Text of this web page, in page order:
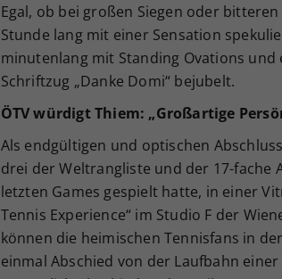
Egal, ob bei großen Siegen oder
Stunde lang mit einer Sensation
minutenlang mit Standing Ovations
Schriftzug „Danke Domi“ bejubelt.
ÖTV würdigt Thiem: „Großartige
Als endgültigen und optischen
drei der Weltrangliste und der 17-fache
letzten Games gespielt hatte, in einer
Tennis Experience“ im Studio F der
können die heimischen Tennisfans in
einmal Abschied von der Laufbahn